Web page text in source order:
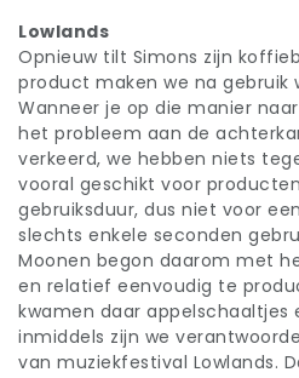
Lowlands
Opnieuw tilt Simons zijn
product maken we na gebruik
Wanneer je op die manier
het probleem aan de
verkeerd, we hebben niets
vooral geschikt voor
gebruiksduur, dus niet voor
slechts enkele seconden
Moonen begon daarom met
en relatief eenvoudig te
kwamen daar appelschaaltjes
inmiddels zijn we
van muziekfestival Lowlands.